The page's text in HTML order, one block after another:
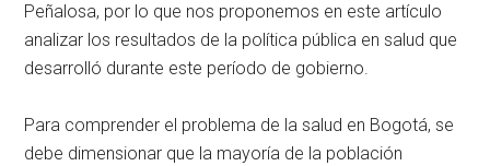
Peñalosa, por lo que nos proponemos en este artículo
analizar los resultados de la política pública en salud que
desarrolló durante este período de gobierno.
Para comprender el problema de la salud en Bogotá, se
debe dimensionar que la mayoría de la población